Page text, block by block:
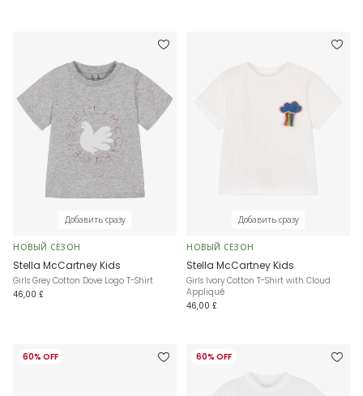
Добавить сразу
НОВЫЙ СЕЗОН
Stella McCartney Kids
Girls Grey Cotton Dove Logo T-Shirt
46,00 £
Добавить сразу
НОВЫЙ СЕЗОН
Stella McCartney Kids
Girls Ivory Cotton T-Shirt with Cloud
Appliqué
46,00 £
60% OFF 60% OFF